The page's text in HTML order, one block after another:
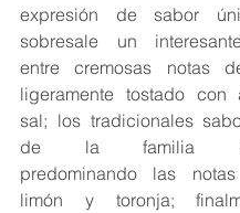
expresión de sabor
sobresale un
entre cremosas notas
ligeramente tostado con
sal; los tradicionales
de la familia
predominando las
limón y toronja;